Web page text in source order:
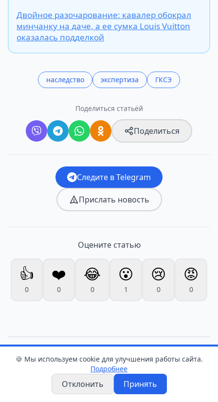
Двойное разочарование: кавалер обокрал
минчанку на даче, а ее сумка Louis Vuitton
оказалась подделкой
наследство экспертиза ГКСЭ
Поделиться статьёй
Поделиться
Следите в Telegram
Прислать новость
Оцените статью
👍
0
❤️
0
😂
0
😮
1
😢
0
😡
0
Грозы и по-осеннему
🍪 Мы используем cookie для улучшения работы сайта.
Подробнее
Отклонить Принять